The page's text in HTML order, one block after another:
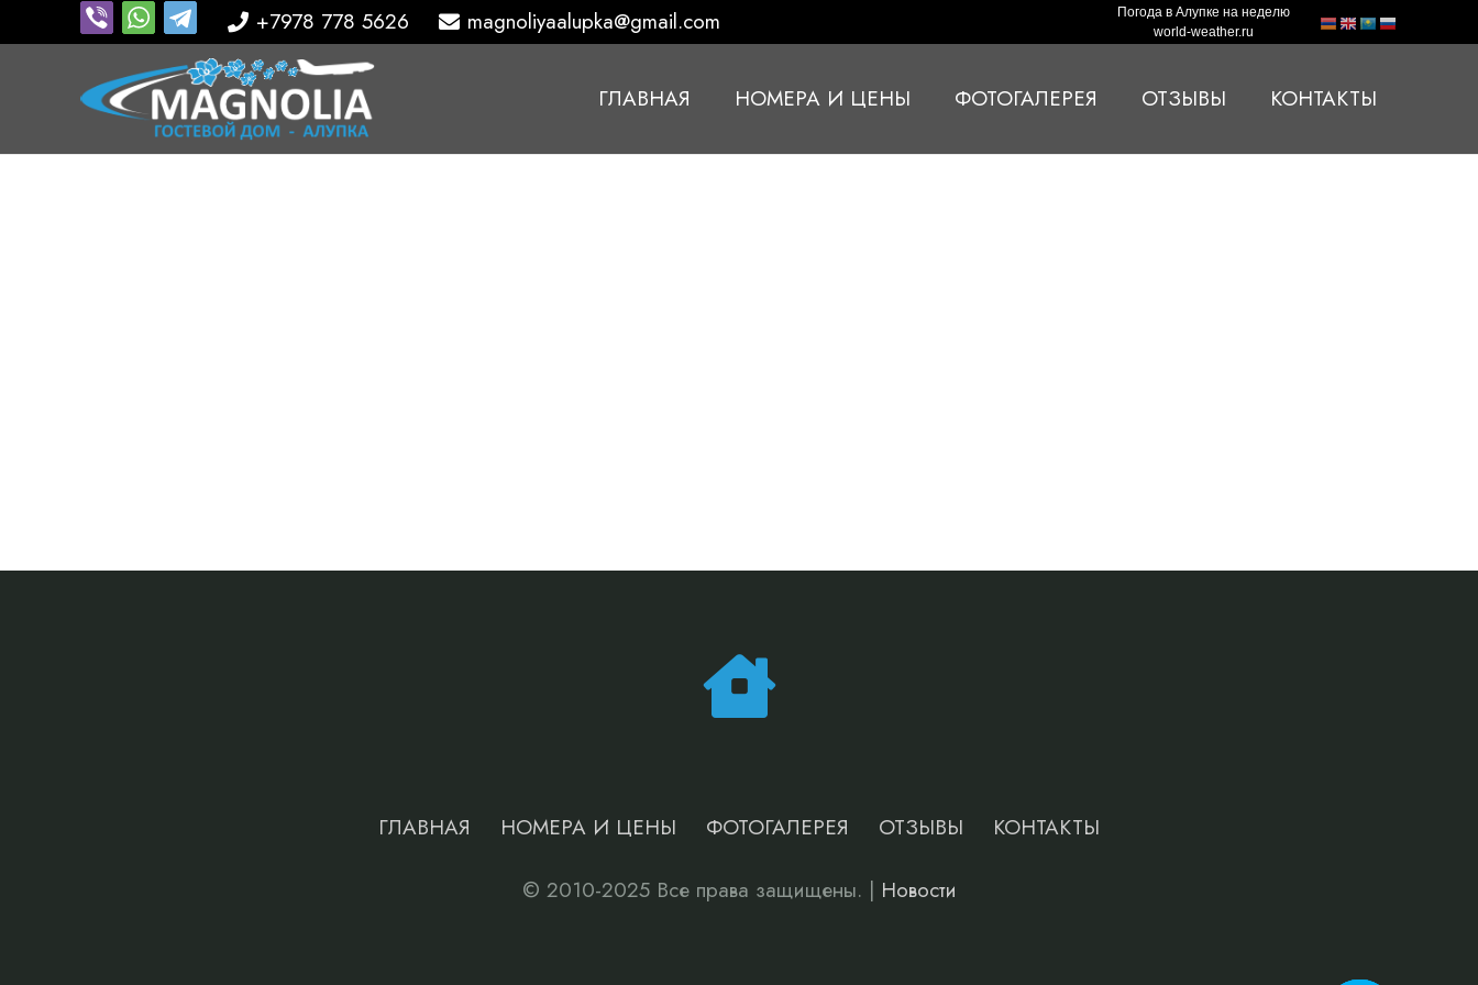
+7978 778 5626 magnoliyaalupka@gmail.com
Погода в Алупке на неделю
world-weather.ru
ГЛАВНАЯ НОМЕРА И ЦЕНЫ ФОТОГАЛЕРЕЯ ОТЗЫВЫ КОНТАКТЫ
ГЛАВНАЯ НОМЕРА И ЦЕНЫ ФОТОГАЛЕРЕЯ ОТЗЫВЫ КОНТАКТЫ
© 2010-2025 Все права защищены. | Новости